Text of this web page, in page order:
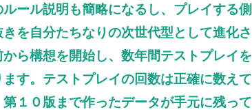
ール説明も簡略になるし、プレイする側
を自分たちなりの次世代型として進化さ
ら構想を開始し、数年間テストプレイを
す。テストプレイの回数は正確に数えて
１０版まで作ったデータが手元に残って